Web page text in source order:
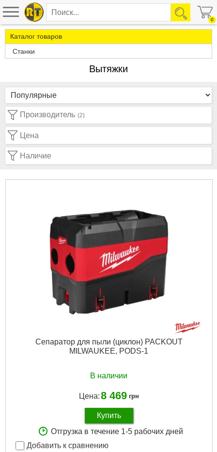
0
Каталог товаров
Станки
Вытяжки
Производитель (2)
Цена
Наличие
Сепаратор для пыли (циклон) PACKOUT
MILWAUKEE, PODS-1
В наличии
Цена:8 469 грн
Купить
Отгрузка в течение 1-5 рабочих дней
Добавить к сравнению